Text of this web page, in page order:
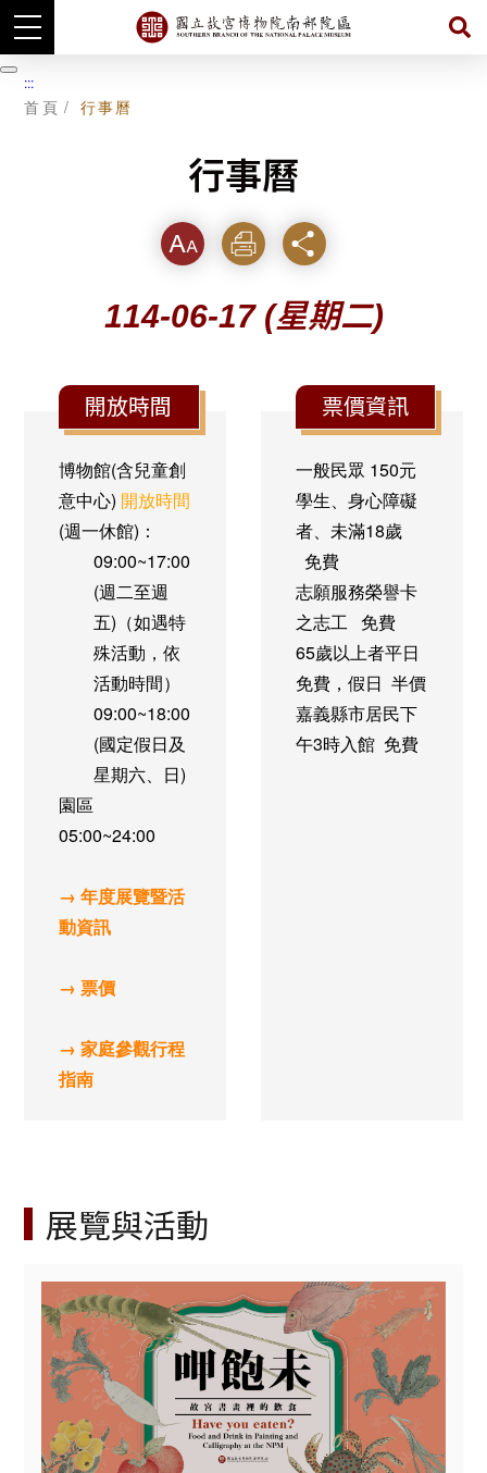
跳
到
暫
停
:::
首頁 行事曆
行事曆
字級 列印 分享
114-06-17 (星期二)
開放時間
博物館(含兒童創
意中心) 開放時間
(週一休館)：
09:00~17:00
(週二至週
五)（如遇特
殊活動，依
活動時間）
09:00~18:00
(國定假日及
星期六、日)
園區
05:00~24:00
→ 年度展覽暨活
動資訊
→ 票價
→ 家庭參觀行程
指南
票價資訊
一般民眾 150元
學生、身心障礙
者、未滿18歲
免費
志願服務榮譽卡
之志工 免費
65歲以上者平日
免費，假日 半價
嘉義縣市居民下
午3時入館 免費
展覽與活動